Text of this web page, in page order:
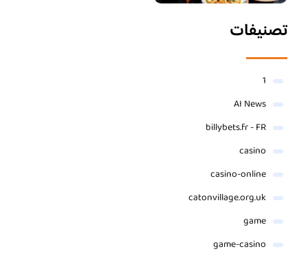
تصنيفات
1
AI News
billybets.fr - FR
casino
casino-online
catonvillage.org.uk
game
game-casino